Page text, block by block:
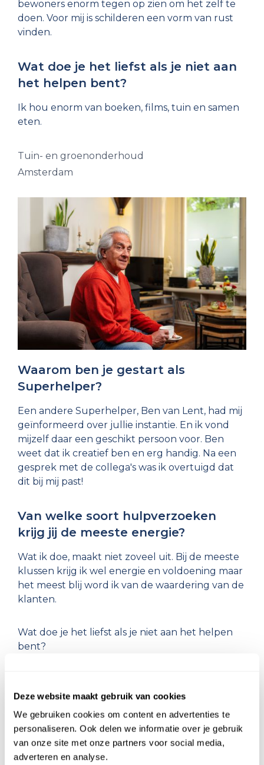
Deze website maakt gebruik van cookies
We gebruiken cookies om content en advertenties te
personaliseren. Ook delen we informatie over je gebruik
van onze site met onze partners voor social media,
adverteren en analyse.
bewoners enorm tegen op zien om het zelf te
doen. Voor mij is schilderen een vorm van rust
vinden.
Wat doe je het liefst als je niet aan
het helpen bent?
Ik hou enorm van boeken, films, tuin en samen
eten.
Tuin- en groenonderhoud
Amsterdam
Waarom ben je gestart als
Superhelper?
Een andere Superhelper, Ben van Lent, had mij
geïnformeerd over jullie instantie. En ik vond
mijzelf daar een geschikt persoon voor. Ben
weet dat ik creatief ben en erg handig. Na een
gesprek met de collega's was ik overtuigd dat
dit bij mij past!
Van welke soort hulpverzoeken
krijg jij de meeste energie?
Wat ik doe, maakt niet zoveel uit. Bij de meeste
klussen krijg ik wel energie en voldoening maar
het meest blij word ik van de waardering van de
klanten.
Wat doe je het liefst als je niet aan het helpen
bent?
vol met klusjes in huis of ik ben bzig als actieve
ik heb ook hobby's zoals dj'en en mijn eigen
drive-in-show. En zo af en toe wat lezen.